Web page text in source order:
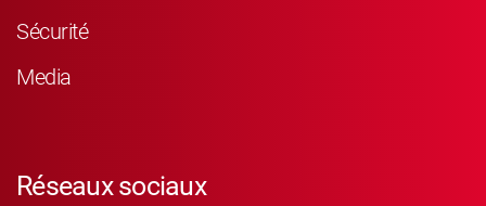
Sécurité
Media
Réseaux sociaux